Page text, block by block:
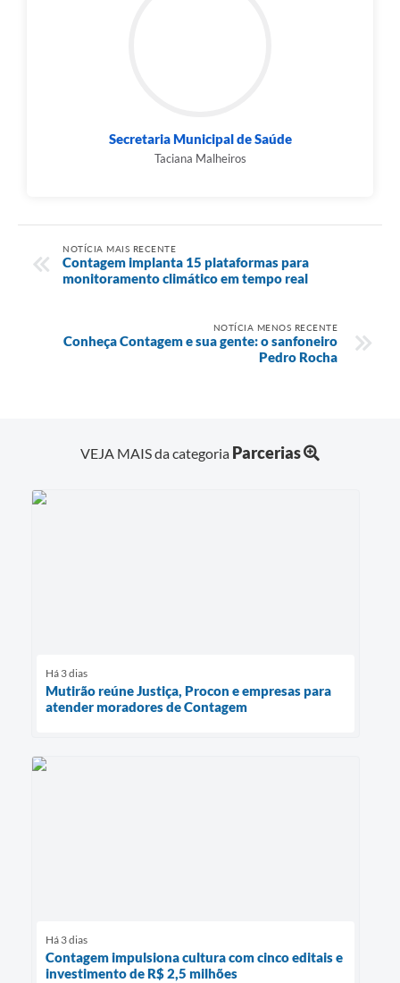
Secretaria Municipal de Saúde
Taciana Malheiros
NOTÍCIA MAIS RECENTE
Contagem implanta 15 plataformas para
monitoramento climático em tempo real
NOTÍCIA MENOS RECENTE
Conheça Contagem e sua gente: o sanfoneiro
Pedro Rocha
VEJA MAIS da categoria Parcerias
Há 3 dias
Mutirão reúne Justiça, Procon e empresas para
atender moradores de Contagem
Há 3 dias
Contagem impulsiona cultura com cinco editais e
investimento de R$ 2,5 milhões